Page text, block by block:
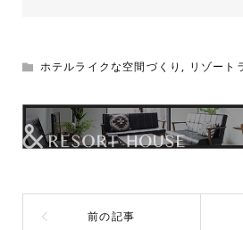
ホテルライクな空間づくり , リゾート